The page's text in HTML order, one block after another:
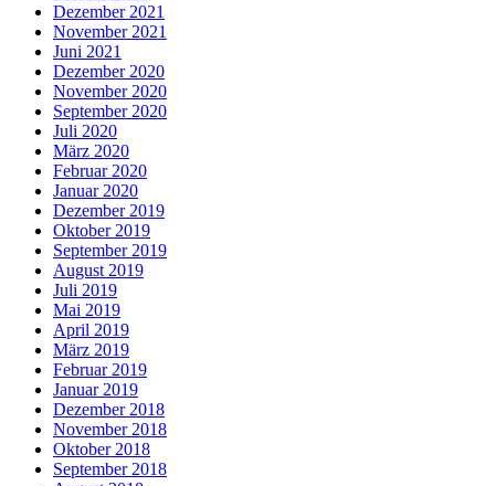
Dezember 2021
November 2021
Juni 2021
Dezember 2020
November 2020
September 2020
Juli 2020
März 2020
Februar 2020
Januar 2020
Dezember 2019
Oktober 2019
September 2019
August 2019
Juli 2019
Mai 2019
April 2019
März 2019
Februar 2019
Januar 2019
Dezember 2018
November 2018
Oktober 2018
September 2018